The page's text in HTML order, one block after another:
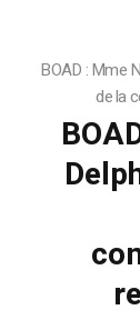
BOAD : Mme
de la